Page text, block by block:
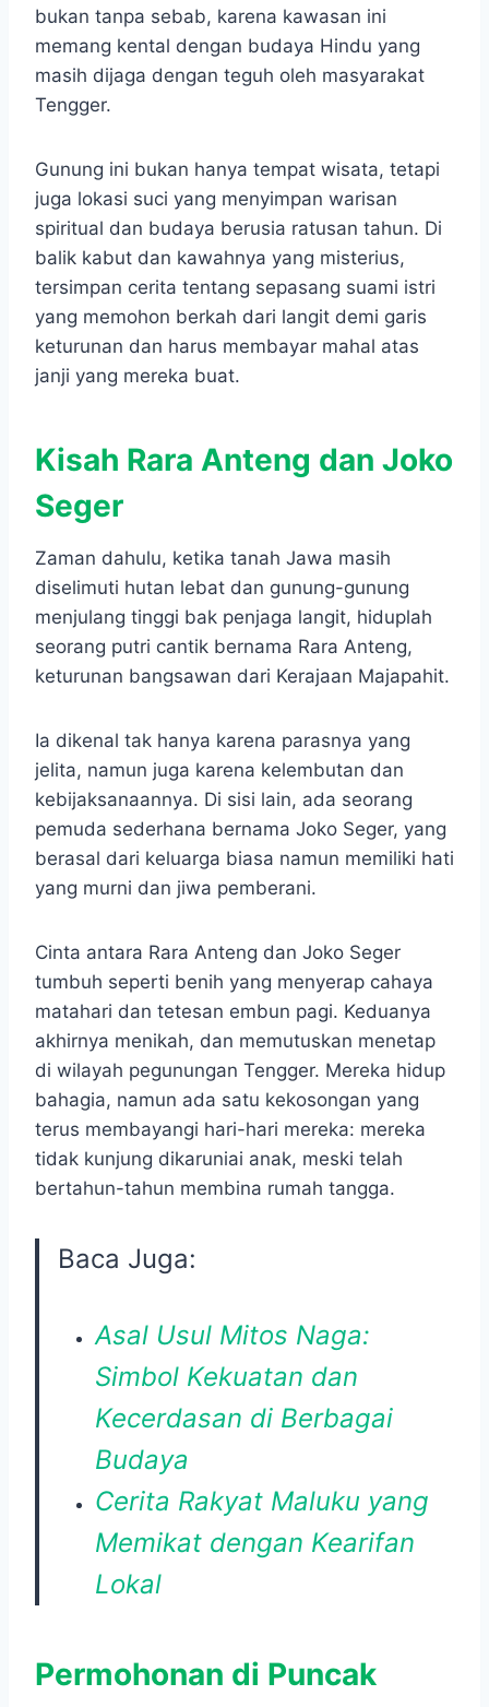
bukan tanpa sebab, karena kawasan ini
memang kental dengan budaya Hindu yang
masih dijaga dengan teguh oleh masyarakat
Tengger.
Gunung ini bukan hanya tempat wisata, tetapi
juga lokasi suci yang menyimpan warisan
spiritual dan budaya berusia ratusan tahun. Di
balik kabut dan kawahnya yang misterius,
tersimpan cerita tentang sepasang suami istri
yang memohon berkah dari langit demi garis
keturunan dan harus membayar mahal atas
janji yang mereka buat.
Kisah Rara Anteng dan Joko
Seger
Zaman dahulu, ketika tanah Jawa masih
diselimuti hutan lebat dan gunung-gunung
menjulang tinggi bak penjaga langit, hiduplah
seorang putri cantik bernama Rara Anteng,
keturunan bangsawan dari Kerajaan Majapahit.
Ia dikenal tak hanya karena parasnya yang
jelita, namun juga karena kelembutan dan
kebijaksanaannya. Di sisi lain, ada seorang
pemuda sederhana bernama Joko Seger, yang
berasal dari keluarga biasa namun memiliki hati
yang murni dan jiwa pemberani.
Cinta antara Rara Anteng dan Joko Seger
tumbuh seperti benih yang menyerap cahaya
matahari dan tetesan embun pagi. Keduanya
akhirnya menikah, dan memutuskan menetap
di wilayah pegunungan Tengger. Mereka hidup
bahagia, namun ada satu kekosongan yang
terus membayangi hari-hari mereka: mereka
tidak kunjung dikaruniai anak, meski telah
bertahun-tahun membina rumah tangga.
Baca Juga:
Asal Usul Mitos Naga:
Simbol Kekuatan dan
Kecerdasan di Berbagai
Budaya
Cerita Rakyat Maluku yang
Memikat dengan Kearifan
Lokal
Permohonan di Puncak